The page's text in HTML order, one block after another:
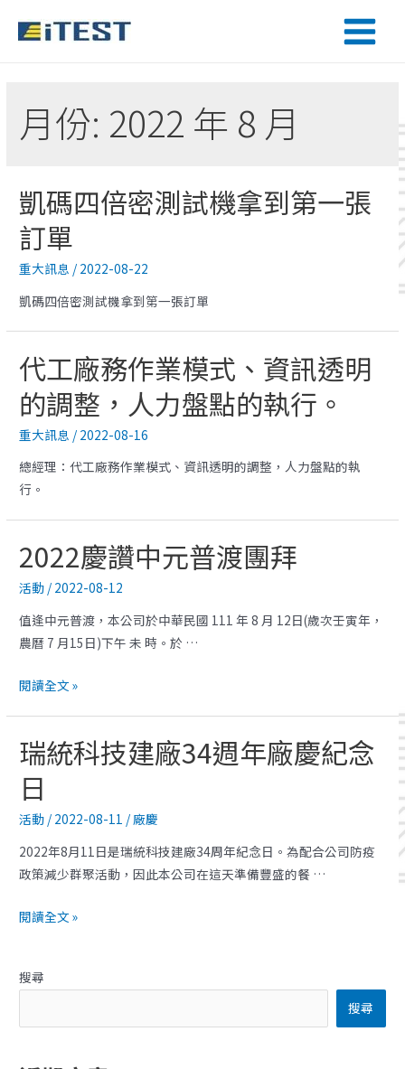
月份: 2022 年 8 月
凱碼四倍密測試機拿到第一張
訂單
重大訊息 / 2022-08-22
凱碼四倍密測試機拿到第一張訂單
代工廠務作業模式、資訊透明
的調整，人力盤點的執行。
重大訊息 / 2022-08-16
總經理：代工廠務作業模式、資訊透明的調整，人力盤點的執
行。
2022慶讚中元普渡團拜
活動 / 2022-08-12
值逢中元普渡，本公司於中華民國 111 年 8 月 12日(歲次壬寅年，
農曆 7 月15日)下午 未 時。於 …
閱讀全文 »
瑞統科技建廠34週年廠慶紀念
日
活動 / 2022-08-11 /廠慶
2022年8月11日是瑞統科技建廠34周年紀念日。為配合公司防疫
政策減少群聚活動，因此本公司在這天準備豐盛的餐 …
閱讀全文 »
搜尋
搜尋